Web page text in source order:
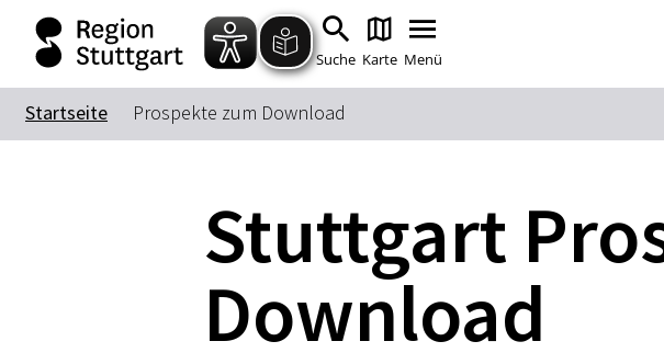
Suche Karte Menü
Startseite Prospekte zum Download
Stuttgart
Download